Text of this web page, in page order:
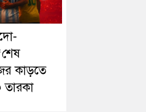
কাড়তে
তারকা